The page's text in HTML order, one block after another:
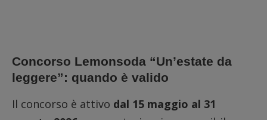
Concorso Lemonsoda “Un’estate da
leggere”: quando è valido
Il concorso è attivo dal 15 maggio al 31